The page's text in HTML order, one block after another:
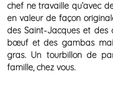
chef ne travaille qu’avec
en valeur de façon
des Saint-Jacques et des
bœuf et des gambas
gras. Un tourbillon de
famille, chez vous.